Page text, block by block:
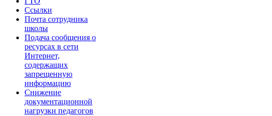
Ссылки
Почта сотрудника
школы
Подача сообщения о
ресурсах в сети
Интернет,
содержащих
запрещенную
информацию
Снижение
документационной
нагрузки педагогов